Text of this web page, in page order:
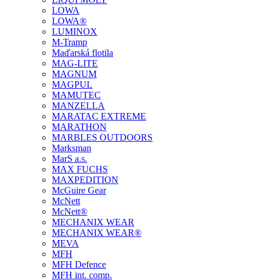
LOWA
LOWA®
LUMINOX
M-Tramp
Maďarská flotila
MAG-LITE
MAGNUM
MAGPUL
MAMUTEC
MANZELLA
MARATAC EXTREME
MARATHON
MARBLES OUTDOORS
Marksman
MarS a.s.
MAX FUCHS
MAXPEDITION
McGuire Gear
McNett
McNett®
MECHANIX WEAR
MECHANIX WEAR®
MEVA
MFH
MFH Defence
MFH int. comp.